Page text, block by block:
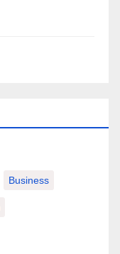
Business